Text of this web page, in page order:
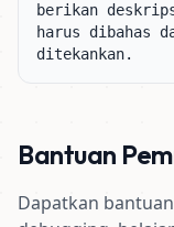
berikan
harus dibahas
ditekankan.
Bantuan
Dapatkan